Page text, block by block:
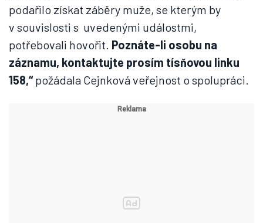
podařilo získat záběry muže, se kterým by
v souvislosti s uvedenými událostmi,
potřebovali hovořit. Poznáte-li osobu na
záznamu, kontaktujte prosím tísňovou linku
158,“požádala Cejnková veřejnost o spolupráci.